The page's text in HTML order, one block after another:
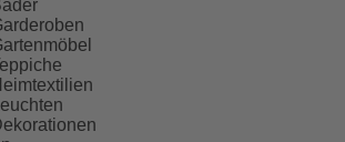
Leuchten